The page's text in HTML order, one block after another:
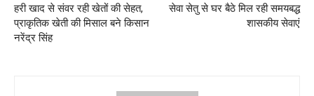
हरी खाद से संवर रही खेतों की सेहत,
प्राकृतिक खेती की मिसाल बने किसान
नरेंद्र सिंह
सेवा सेतु से घर बैठे मिल रही समयबद्ध
शासकीय सेवाएं